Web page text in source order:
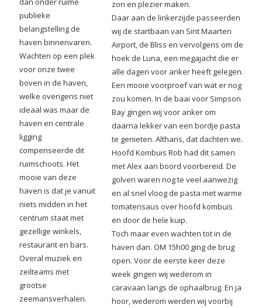
publieke
belangstelling de
haven binnenvaren.
Wachten op een plek
voor onze twee
boven in de haven,
welke overigens niet
ideaal was maar de
haven en centrale
ligging
compenseerde dit
ruimschoots. Het
mooie van deze
haven is dat je vanuit
niets midden in het
centrum staat met
gezellige winkels,
restaurant en bars.
Overal muziek en
zeilteams met
grootse
zeemansverhalen.
zon en plezier maken.
Daar aan de linkerzijde passeerden
wij de startbaan van Sint Maarten
Airport, de Bliss en vervolgens om de
hoek de Luna, een megajacht die er
alle dagen voor anker heeft gelegen.
Een mooie voorproef van wat er nog
zou komen. In de baai voor Simpson
Bay gingen wij voor anker om
daarna lekker van een bordje pasta
te genieten. Althans, dat dachten we.
Hoofd Kombuis Rob had dit samen
met Alex aan boord voorbereid. De
golven waren nog te veel aanwezig
en al snel vloog de pasta met warme
tomatensaus over hoofd kombuis
en door de hele kuip.
Toch maar even wachten tot in de
haven dan. OM 15h00 ging de brug
open. Voor de eerste keer deze
week gingen wij wederom in
caravaan langs de ophaalbrug. En ja
hoor, wederom werden wij voorbij